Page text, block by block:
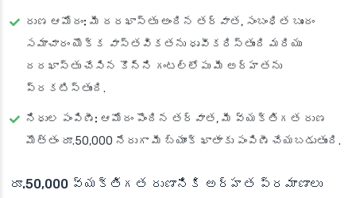
రుణ ఆమోదం: మీ దరఖాస్తు అందిన తర్వాత, సంబంధిత బృందం
సమాచారం యొక్క వాస్తవికతను ధృవీకరిస్తుంది మరియు
దరఖాస్తు చేసిన కొన్ని గంటల్లోపు మీ అర్హతను
ప్రకటిస్తుంది.
నిధుల పంపిణీ: ఆమోదం పొందిన తర్వాత, మీ వ్యక్తిగత రుణ
మొత్తం రూ.50,000 నేరుగా మీ బ్యాంక్ ఖాతాకు పంపిణీ చేయబడుతుంది.
రూ.50,000 వ్యక్తిగత రుణానికి అర్హత ప్రమాణాలు